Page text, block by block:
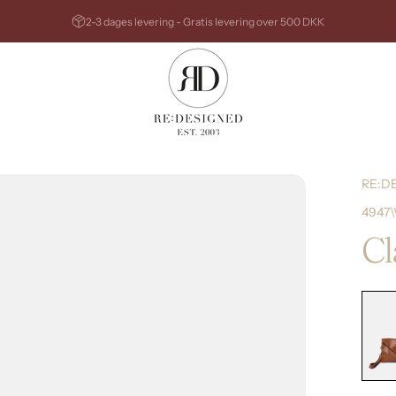
2-3 dages levering - Gratis levering over 500 DKK
RE:DESIGNED